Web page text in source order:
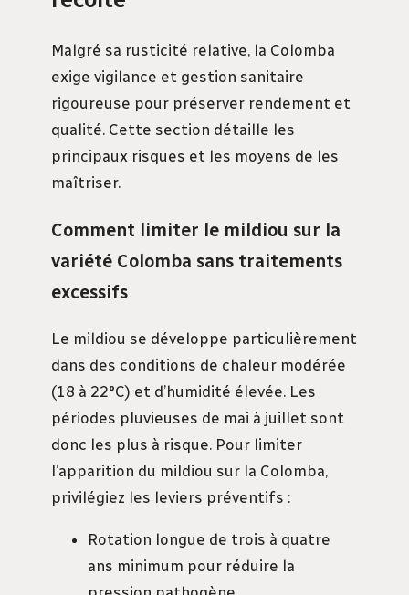
Malgré sa rusticité relative, la Colomba
exige vigilance et gestion sanitaire
rigoureuse pour préserver rendement et
qualité. Cette section détaille les
principaux risques et les moyens de les
maîtriser.
Comment limiter le mildiou sur la
variété Colomba sans traitements
excessifs
Le mildiou se développe particulièrement
dans des conditions de chaleur modérée
(18 à 22°C) et d’humidité élevée. Les
périodes pluvieuses de mai à juillet sont
donc les plus à risque. Pour limiter
l’apparition du mildiou sur la Colomba,
privilégiez les leviers préventifs :
Rotation longue de trois à quatre
ans minimum pour réduire la